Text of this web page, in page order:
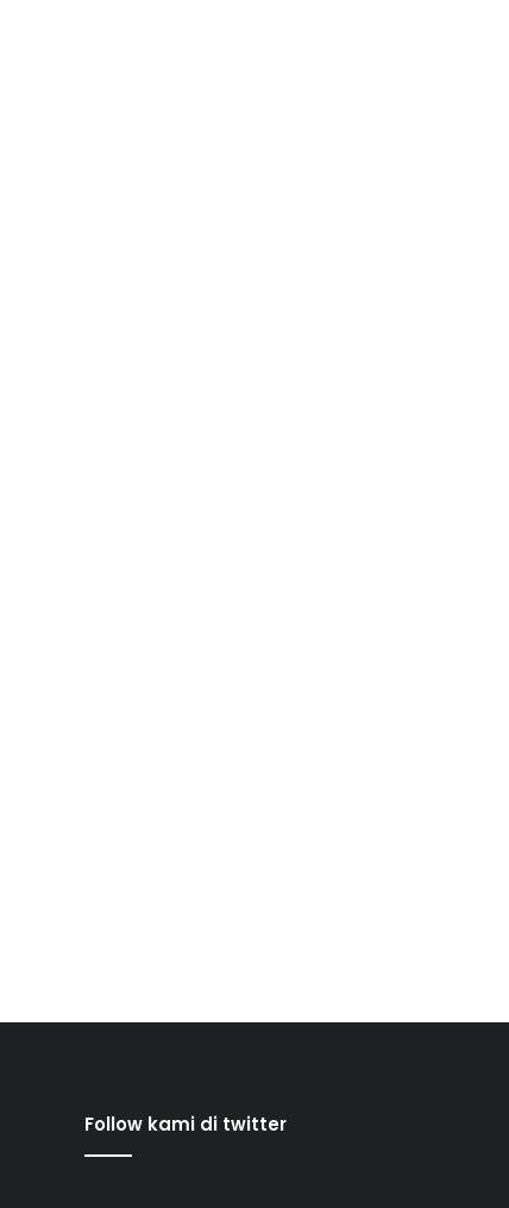
Follow kami di twitter